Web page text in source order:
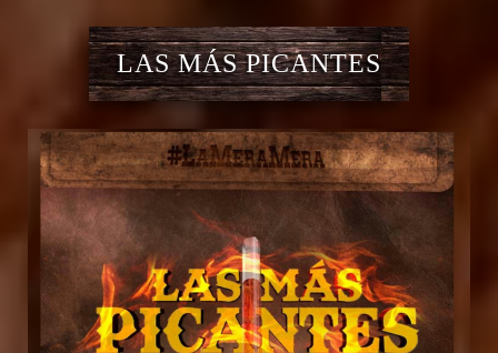
LAS MÁS PICANTES